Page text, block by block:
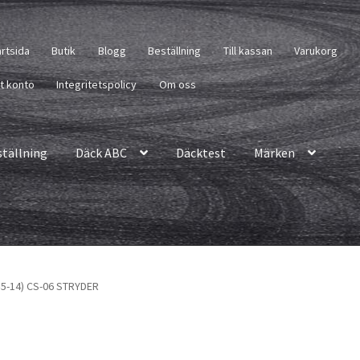
Butik Blogg Beställning Till kassan Varukorg
konto Integritetspolicy Om oss
Däck ABC Däcktest Märken
14) CS-06 STRYDER